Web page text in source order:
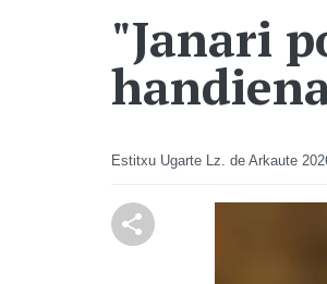
"Janari
Estitxu Ugarte Lz. de Arkaute